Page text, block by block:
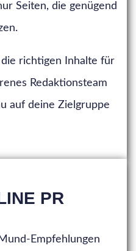
Seiten, die genügend
richtigen Inhalte für
Redaktionsteam
auf deine Zielgruppe
PR
Empfehlungen